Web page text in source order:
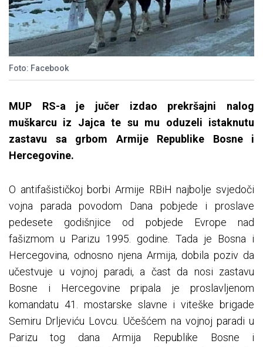
Foto: Facebook
MUP RS-a je jučer izdao prekršajni nalog
muškarcu iz Jajca te su mu oduzeli istaknutu
zastavu sa grbom Armije Republike Bosne i
Hercegovine.
O antifašističkoj borbi Armije RBiH najbolje svjedoči
vojna parada povodom Dana pobjede i proslave
pedesete godišnjice od pobjede Evrope nad
fašizmom u Parizu 1995. godine. Tada je Bosna i
Hercegovina, odnosno njena Armija, dobila poziv da
učestvuje u vojnoj paradi, a čast da nosi zastavu
Bosne i Hercegovine pripala je proslavljenom
komandatu 41. mostarske slavne i viteške brigade
Semiru Drljeviću Lovcu. Učešćem na vojnoj paradi u
Parizu tog dana Armija Republike Bosne i